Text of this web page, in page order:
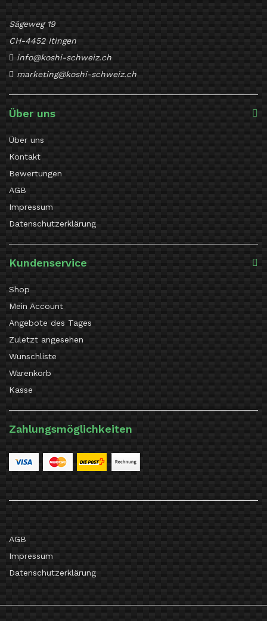
Sägeweg 19
CH-4452 Itingen
info@koshi-schweiz.ch
marketing@koshi-schweiz.ch
Über uns
Über uns
Kontakt
Bewertungen
AGB
Impressum
Datenschutzerklärung
Kundenservice
Shop
Mein Account
Angebote des Tages
Zuletzt angesehen
Wunschliste
Warenkorb
Kasse
Zahlungsmöglichkeiten
AGB
Impressum
Datenschutzerklärung